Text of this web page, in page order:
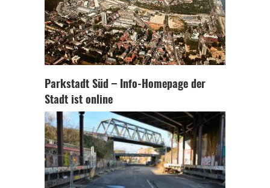
Parkstadt Süd – Info-Homepage der
Stadt ist online